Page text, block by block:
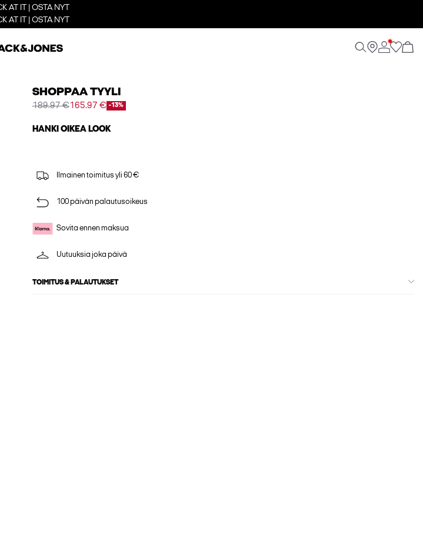
AT IT | OSTA NYT
AT IT | OSTA NYT
SHOPPAA TYYLI
189.97 €165.97 € -13%
HANKI OIKEA LOOK
Ilmainen toimitus yli 60 €
100 päivän palautusoikeus
Sovita ennen maksua
Uutuuksia joka päivä
TOIMITUS & PALAUTUKSET